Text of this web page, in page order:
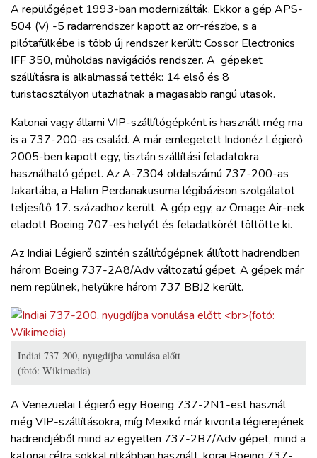
A repülőgépet 1993-ban modernizálták. Ekkor a gép APS-
504 (V) -5 radarrendszer kapott az orr-részbe, s a
pilótafülkébe is több új rendszer került: Cossor Electronics
IFF 350, műholdas navigációs rendszer. A gépeket
szállításra is alkalmassá tették: 14 első és 8
turistaosztályon utazhatnak a magasabb rangú utasok.
Katonai vagy állami VIP-szállítógépként is használt még ma
is a 737-200-as család. A már emlegetett Indonéz Légierő
2005-ben kapott egy, tisztán szállítási feladatokra
használható gépet. Az A-7304 oldalszámú 737-200-as
Jakartába, a Halim Perdanakusuma légibázison szolgálatot
teljesítő 17. századhoz került. A gép egy, az Omage Air-nek
eladott Boeing 707-es helyét és feladatkörét töltötte ki.
Az Indiai Légierő szintén szállítógépnek állított hadrendben
három Boeing 737-2A8/Adv változatú gépet. A gépek már
nem repülnek, helyükre három 737 BBJ2 került.
Indiai 737-200, nyugdíjba vonulása előtt
(fotó: Wikimedia)
A Venezuelai Légierő egy Boeing 737-2N1-est használ
még VIP-szállításokra, míg Mexikó már kivonta légierejének
hadrendjéből mind az egyetlen 737-2B7/Adv gépet, mind a